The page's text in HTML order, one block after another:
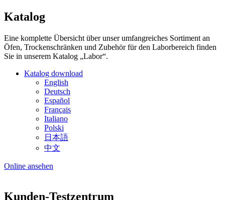
Katalog
Eine komplette Übersicht über unser umfangreiches Sortiment an
Öfen, Trockenschränken und Zubehör für den Laborbereich finden
Sie in unserem Katalog „Labor“.
Katalog download
English
Deutsch
Español
Français
Italiano
Polski
日本語
中文
Online ansehen
Kunden-Testzentrum